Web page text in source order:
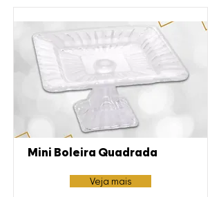
Mini Boleira Quadrada
Veja mais